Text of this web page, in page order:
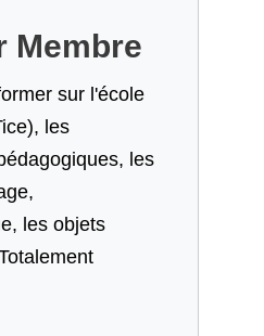
Membre
sur l'école
les
les
les objets